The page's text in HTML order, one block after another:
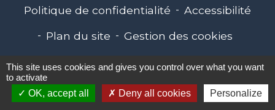
Politique de confidentialité - Accessibilité
- Plan du site - Gestion des cookies
Site créé en partenariat avec Réseau des Communes
This site uses cookies and gives you control over what you want
to activate
OK, accept all
Deny all cookies Personalize